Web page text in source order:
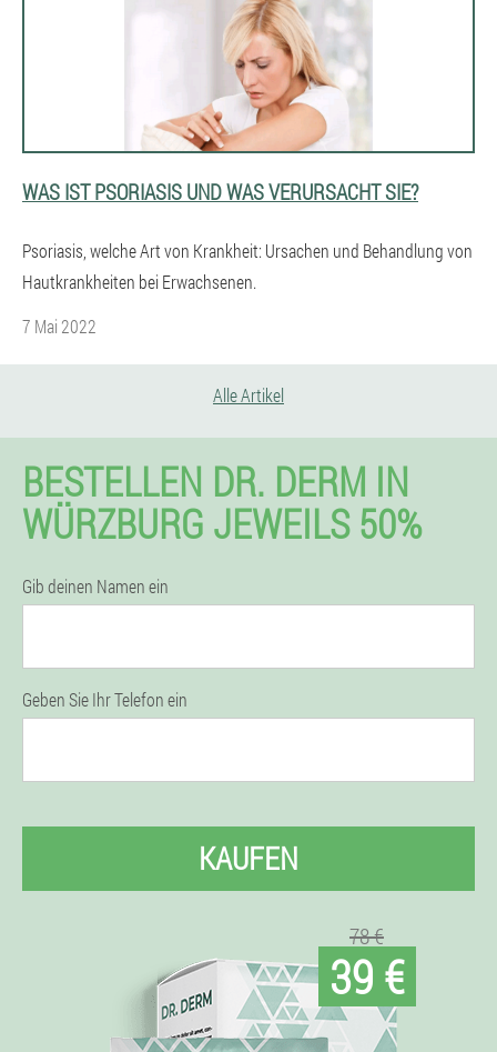
WAS IST PSORIASIS UND WAS VERURSACHT SIE?
Psoriasis, welche Art von Krankheit: Ursachen und Behandlung von
Hautkrankheiten bei Erwachsenen.
7 Mai 2022
Alle Artikel
BESTELLEN DR. DERM IN
WÜRZBURG JEWEILS 50%
Gib deinen Namen ein
Geben Sie Ihr Telefon ein
KAUFEN
78 €
39 €